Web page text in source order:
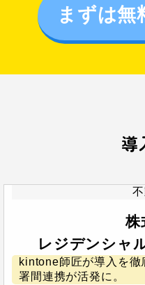
まずは無
導
株
レジデンシャ
kintone師匠が導入を徹
署間連携が活発に。